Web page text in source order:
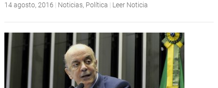
14 agosto, 2016 | Noticias, Política | Leer Noticia